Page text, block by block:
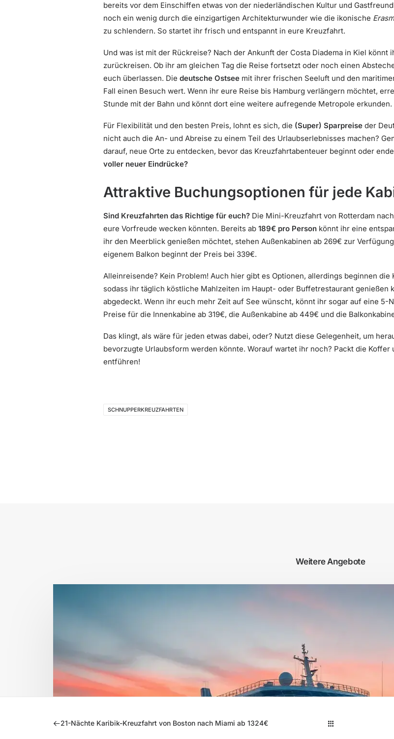
bereits vor dem Einschiffen etwas von der niederländischen Kultur und
noch ein wenig durch die einzigartigen Architekturwunder wie die ikonische
zu schlendern. So startet ihr frisch und entspannt in eure Kreuzfahrt.
Und was ist mit der Rückreise? Nach der Ankunft der Costa Diadema in Kiel könnt
zurückreisen. Ob ihr am gleichen Tag die Reise fortsetzt oder noch einen
euch überlassen. Die deutsche Ostsee mit ihrer frischen Seeluft und den
Fall einen Besuch wert. Wenn ihr eure Reise bis Hamburg verlängern möchtet,
Stunde mit der Bahn und könnt dort eine weitere aufregende Metropole erkunden.
Für Flexibilität und den besten Preis, lohnt es sich, die (Super) Sparpreise der
nicht auch die An- und Abreise zu einem Teil des Urlaubserlebnisses machen?
darauf, neue Orte zu entdecken, bevor das Kreuzfahrtabenteuer beginnt oder
voller neuer Eindrücke?
Attraktive Buchungsoptionen für jede
Sind Kreuzfahrten das Richtige für euch? Die Mini-Kreuzfahrt von Rotterdam
eure Vorfreude wecken könnten. Bereits ab 189€ pro Person könnt ihr eine
ihr den Meerblick genießen möchtet, stehen Außenkabinen ab 269€ zur
eigenem Balkon beginnt der Preis bei 339€.
Alleinreisende? Kein Problem! Auch hier gibt es Optionen, allerdings beginnen
sodass ihr täglich köstliche Mahlzeiten im Haupt- oder Buffetrestaurant genießen
abgedeckt. Wenn ihr euch mehr Zeit auf See wünscht, könnt ihr sogar auf eine
Preise für die Innenkabine ab 319€, die Außenkabine ab 449€ und die
Das klingt, als wäre für jeden etwas dabei, oder? Nutzt diese Gelegenheit, um
bevorzugte Urlaubsform werden könnte. Worauf wartet ihr noch? Packt die Koffer
entführen!
SCHNUPPERKREUZFAHRTEN
Weitere Angebote
21-Nächte Karibik-Kreuzfahrt von Boston nach Miami ab 1324€